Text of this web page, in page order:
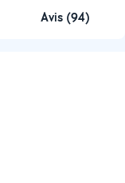
Avis (94)